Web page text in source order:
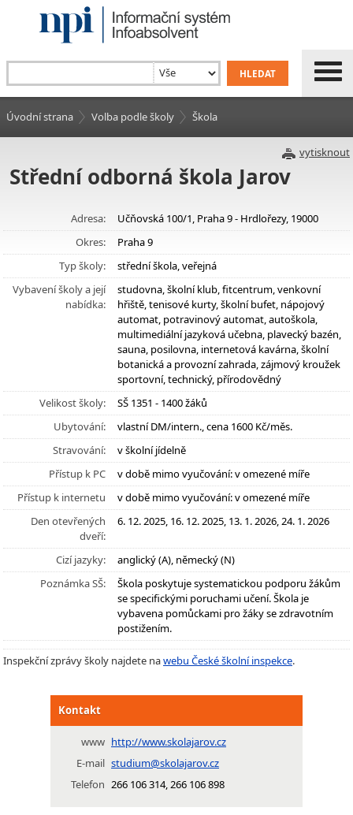
Úvodní strana Volba podle školy Škola
vytisknout
Střední odborná škola Jarov
Adresa:
Učňovská 100/1, Praha 9 - Hrdlořezy, 19000
Okres:
Praha 9
Typ školy:
střední škola, veřejná
Vybavení školy a její
nabídka:
studovna, školní klub, fitcentrum, venkovní
hřiště, tenisové kurty, školní bufet, nápojový
automat, potravinový automat, autoškola,
multimediální jazyková učebna, plavecký bazén,
sauna, posilovna, internetová kavárna, školní
botanická a provozní zahrada, zájmový kroužek
sportovní, technický, přírodovědný
Velikost školy:
SŠ 1351 - 1400 žáků
Ubytování:
vlastní DM/intern., cena 1600 Kč/měs.
Stravování:
v školní jídelně
Přístup k PC
v době mimo vyučování: v omezené míře
Přístup k internetu
v době mimo vyučování: v omezené míře
Den otevřených
dveří:
6. 12. 2025, 16. 12. 2025, 13. 1. 2026, 24. 1. 2026
Cizí jazyky:
anglický (A), německý (N)
Poznámka SŠ:
Škola poskytuje systematickou podporu žákům
se specifickými poruchami učení. Škola je
vybavena pomůckami pro žáky se zdravotním
postižením.
Inspekční zprávy školy najdete nawebu České školní inspekce.
Kontakt
www http://www.skolajarov.cz
E-mail studium@skolajarov.cz
Telefon 266 106 314, 266 106 898